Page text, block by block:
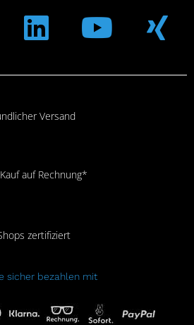
Linkedin
Versand
auf Rechnung*
zertifiziert
sicher bezahlen mit